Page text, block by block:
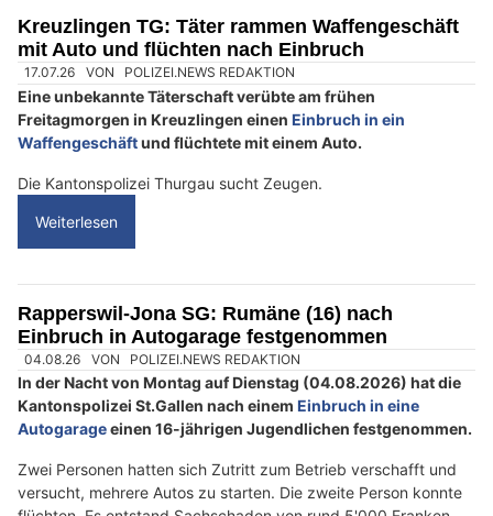
e
n
s
c
h
D
a
n
w
ä
h
l
e
n
S
i
Kreuzlingen TG: Täter rammen Waffengeschäft
mit Auto und flüchten nach Einbruch
17.07.26 VON POLIZEI.NEWS REDAKTION
Eine unbekannte Täterschaft verübte am frühen
Waffengeschäftund flüchtete mit einem Auto.